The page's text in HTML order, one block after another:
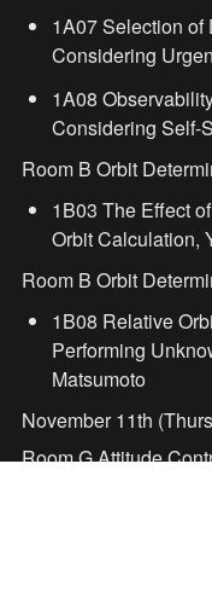
1A07 Selection of
Considering
1A08
Considering Self-
Room B Orbit
1B03 The Effect
Orbit Calculation,
Room B Orbit
1B08 Relative
Performing
Matsumoto
November 11th
Room G Attitude